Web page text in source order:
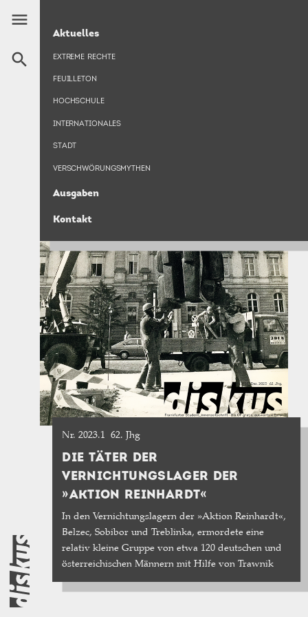
zummenu HAUPTNAVIGATION
Aktuelles
EXTREME RECHTE
FEUILLETON
HOCHSCHULE
INTERNATIONALES
STADT
VERSCHWÖRUNGSMYTHEN
Ausgaben
Kontakt
search
NATIONALSOZIALISTISCHER
KRANKENMORD
Foto: Traudbert Erbe. Sammlung Karl Eimermacher.
Nr. 2023.1 62. Jhg
DIE TÄTER DER
VERNICHTUNGSLAGER DER
»AKTION REINHARDT«
In den Vernichtungslagern der »Aktion Reinhardt«,
Belzec, Sobibor und Treblinka, ermordete eine
relativ kleine Gruppe von etwa 120 deutschen und
österreichischen Männern mit Hilfe von Trawnik